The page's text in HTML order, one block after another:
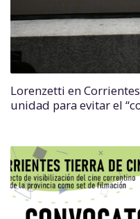
Lorenzetti en
unidad para evitar el